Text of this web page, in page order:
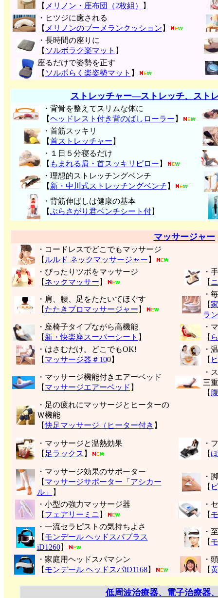
【 メリノン・座布団（2枚組）
】
・ヒツジに癒される
【 メリノンのブーメランクッション 】
・長時間の座りに
【 ソルボラク楽マット 】
座るだけで姿勢を正す
【 ソルボらく楽姿勢マット 】
ストレッチャー―ストレッチ、スト
・背骨を整えてスリムな体に
【ヘッドレスト付き背のばしローラー 】
・首筋スッキリ
【首ストレッチャー 】
・１日５分寝るだけ
【 もまれる肩・首スッキリピロー 】
・理想的ストレッチングベンチ
【 新・中川式ストレッチングベンチ 】
・背筋伸ばしは健康の基本
【ぶらさがり君ベンチシート付】
マッサージャー
・コードレスでどこでもマッサージ
【 ルルド ネックマッサージャー 】
・ぴったりツボをマッサージ
【 ネックマッサー 】
・
【
・肩、腰、足をたたいてほぐす
【 たたきプロマッサージャー 】
・
【
ラ
・座椅子タイプながら高機能
【 新・快楽座スーパーシート 】
・
【
・はさむだけ。どこでもOK!
【 マッサージ器＃100】
・
【
・マッサージ機能付きエアーベッド
【 マッサージエアーベッド 】
・
三
【
・足の疲れにマッサージとヒーターの
Ｗ機能
【快足マッサージ（ヒーター付き 】
・マッサージと温熱効果
【 足ラックス 】
・
【
・マッサージ効果のサポーター
【 マッサージサポーター「アシカー
ル」
】
・
【
・小型の強力マッサージ器
【 フェアリーミニ 】
・
【
・一流セラピストの気持ちよさ
【 モンデール ヘッドスパプラス
iD1260】
・
【
・家庭用ヘッドスパマシン
【 モンデール ヘッドスパiD1168】
・
【
低周波治療器、電子治療器